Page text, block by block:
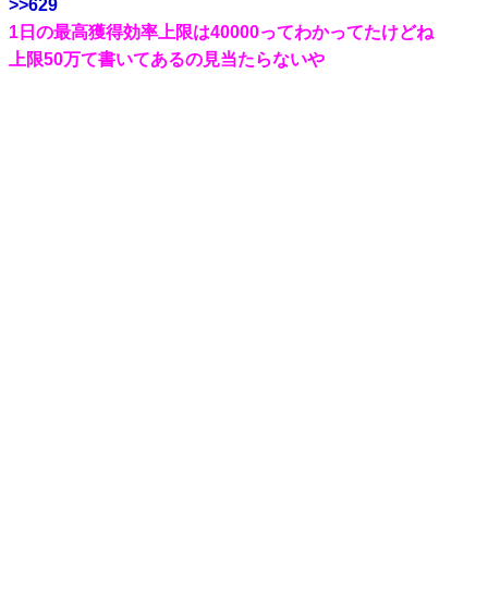
>>629
1日の最高獲得効率上限は40000ってわかってたけどね
上限50万て書いてあるの見当たらないや